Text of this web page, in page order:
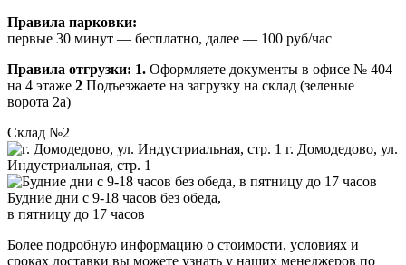
Правила парковки:
первые 30 минут — бесплатно, далее — 100 руб/час
Правила отгрузки: 1. Оформляете документы в офисе № 404
на 4 этаже 2 Подъезжаете на загрузку на склад (зеленые
ворота 2а)
Склад №2
г. Домодедово, ул.
Индустриальная, стр. 1
Будние дни с 9-18 часов без обеда,
в пятницу до 17 часов
Более подробную информацию о стоимости, условиях и
сроках доставки вы можете узнать у наших менеджеров по